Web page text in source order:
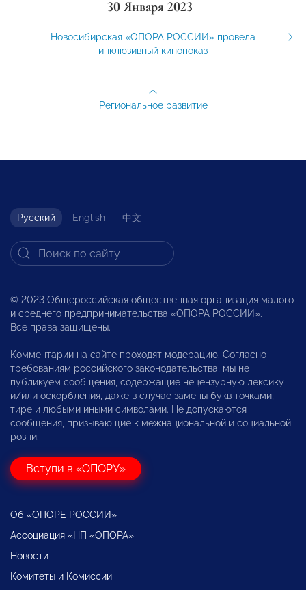
30 Января 2023
Новосибирская «ОПОРА РОССИИ» провела
инклюзивный кинопоказ
Региональное развитие
Русский English 中文
© 2023 Общероссийская общественная организация малого
и среднего предпринимательства «ОПОРА РОССИИ».
Все права защищены.
Комментарии на сайте проходят модерацию. Согласно
требованиям российского законодательства, мы не
публикуем сообщения, содержащие нецензурную лексику
и/или оскорбления, даже в случае замены букв точками,
тире и любыми иными символами. Не допускаются
сообщения, призывающие к межнациональной и социальной
розни.
Вступи в «ОПОРУ»
Об «ОПОРЕ РОССИИ»
Ассоциация «НП «ОПОРА»
Новости
Комитеты и Комиссии